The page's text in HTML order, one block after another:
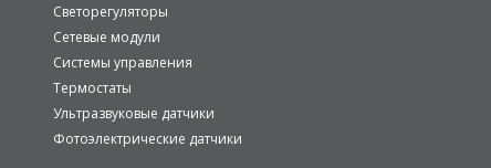
Светорегуляторы
Сетевые модули
Системы управления
Термостаты
Ультразвуковые датчики
Фотоэлектрические датчики